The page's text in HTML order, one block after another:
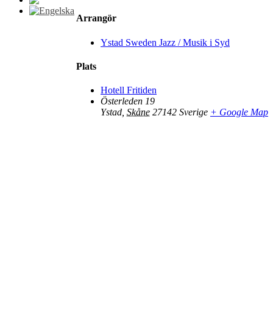
Arrangör
Ystad Sweden Jazz / Musik i Syd
Plats
Hotell Fritiden
Österleden 19
Ystad Skåne 27142 Sverige + Google Map